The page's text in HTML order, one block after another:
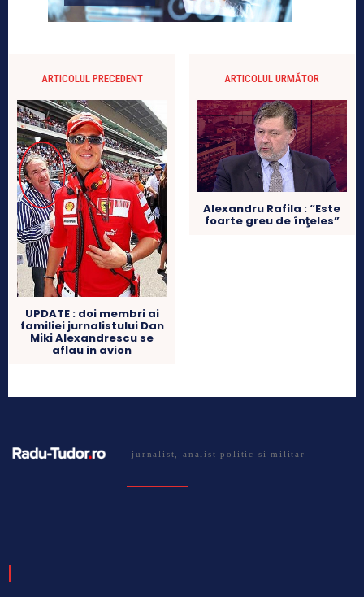
ARTICOLUL PRECEDENT
UPDATE : doi membri ai
familiei jurnalistului Dan
Miki Alexandrescu se
aflau in avion
ARTICOLUL URMĂTOR
Alexandru Rafila : “Este
foarte greu de înţeles”
jurnalist, analist politic si militar